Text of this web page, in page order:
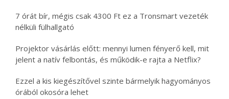
7 órát bír, mégis csak 4300 Ft ez a Tronsmart vezeték
nélküli fülhallgató
Projektor vásárlás előtt: mennyi lumen fényerő kell, mit
jelent a natív felbontás, és működik-e rajta a Netflix?
Ezzel a kis kiegészítővel szinte bármelyik hagyományos
órából okosóra lehet